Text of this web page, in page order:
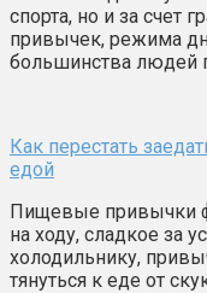
спорта, но и за счет
привычек, режима
большинства людей
Как перестать
едой
Пищевые привычки
на ходу, сладкое за
холодильнику,
тянуться к еде от